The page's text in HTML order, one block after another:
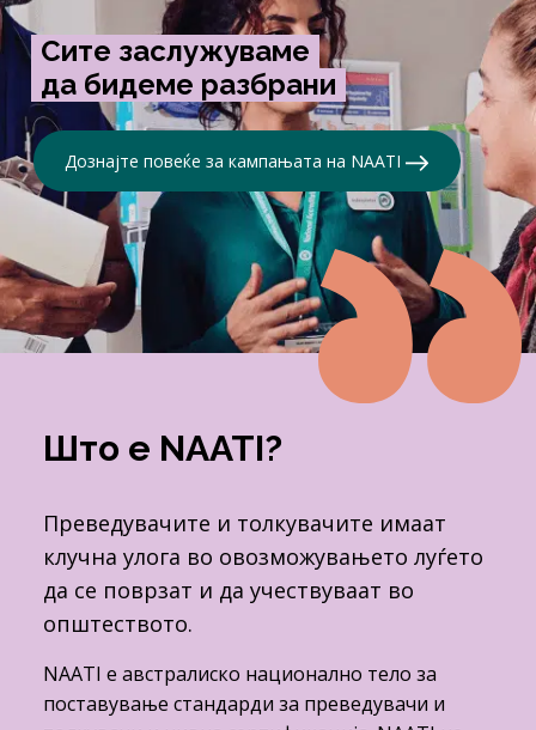
Сите заслужуваме
да бидеме разбрани
Дознајте повеќе за кампањата на NAATI
Што е NAATI?
Преведувачите и толкувачите имаат
клучна улога во овозможувањето луѓето
да се поврзат и да учествуваат во
општеството.
NAATI е австралиско национално тело за
поставување стандарди за преведувачи и